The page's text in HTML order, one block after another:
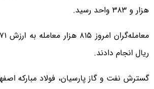
هزار و ۳۸۳ واحد رسید.
ریال انجام دادند.
گسترش نفت و گاز پارسیان، فولاد مبارکه